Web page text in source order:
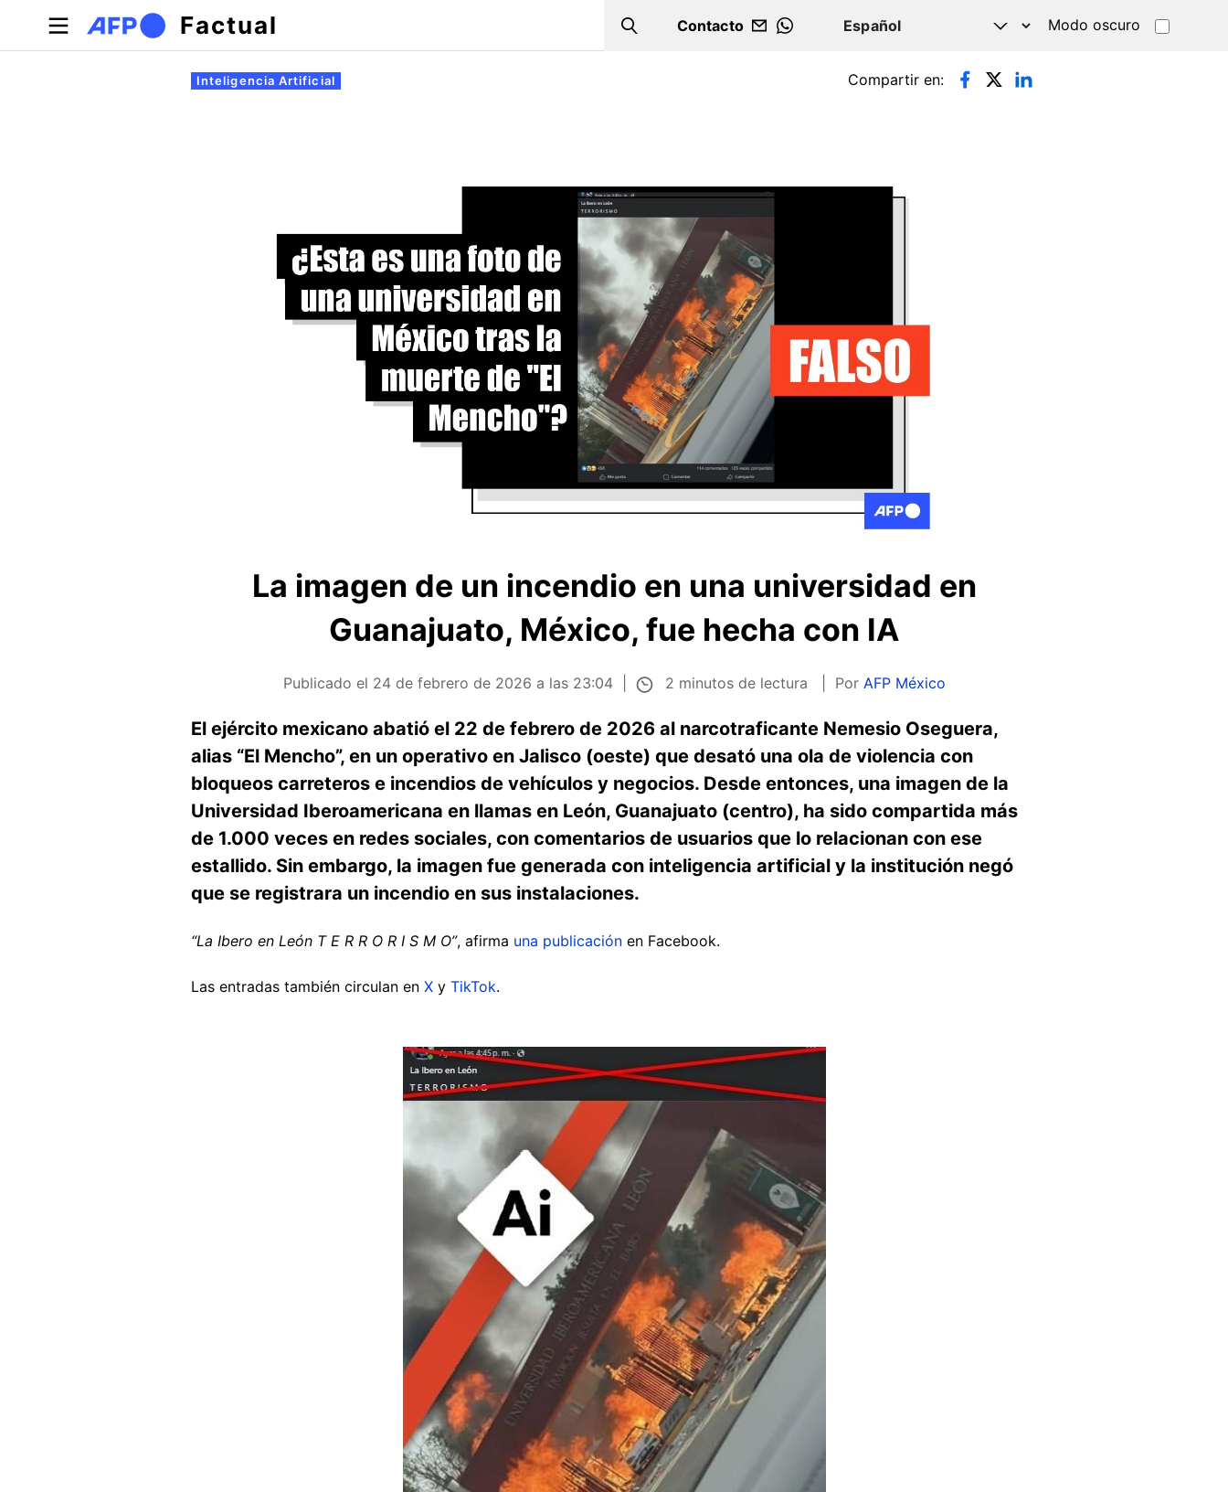
Pasar al contenido principal
Factual Search
Contacto
WHATSAPP
Modo oscuro
Solapas principales
Inteligencia Artificial Compartir en:
La imagen de un incendio en una universidad en
Guanajuato, México, fue hecha con IA
Publicado el 24 de febrero de 2026 a las 23:04 2 minutos de lectura Por AFP México
El ejército mexicano abatió el 22 de febrero de 2026 al narcotraficante Nemesio Oseguera,
alias “El Mencho”, en un operativo en Jalisco (oeste) que desató una ola de violencia con
bloqueos carreteros e incendios de vehículos y negocios. Desde entonces, una imagen de la
Universidad Iberoamericana en llamas en León, Guanajuato (centro), ha sido compartida más
de 1.000 veces en redes sociales, con comentarios de usuarios que lo relacionan con ese
estallido. Sin embargo, la imagen fue generada con inteligencia artificial y la institución negó
que se registrara un incendio en sus instalaciones.
“La Ibero en León T E R R O R I S M O”, afirma una publicación en Facebook.
Las entradas también circulan en X y TikTok.